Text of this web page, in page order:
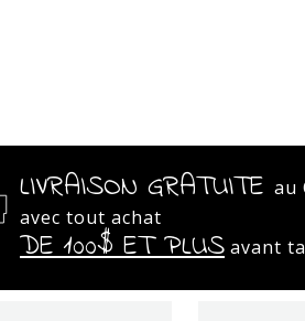
LIVRAISON GRATUITEau
avec tout achat
DE 100$ ET PLUS avant